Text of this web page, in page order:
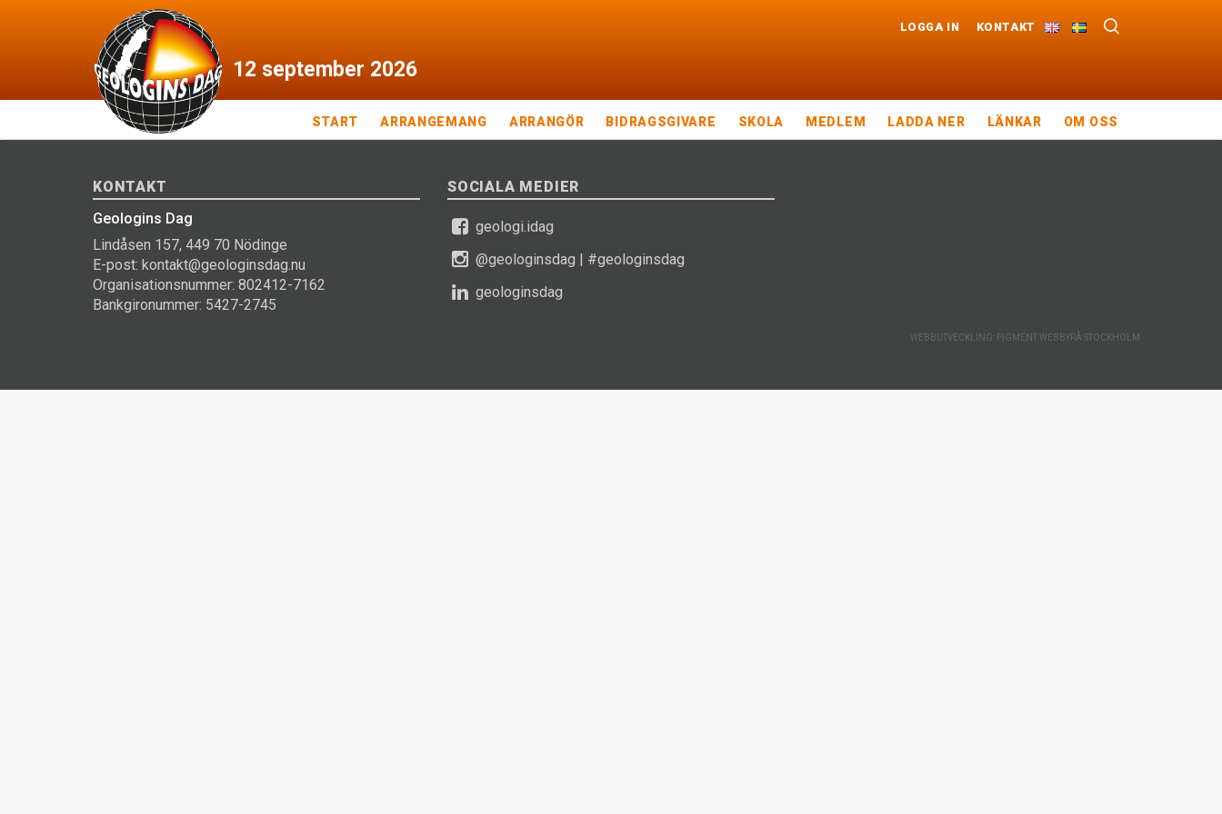
12 september 2026
LOGGA IN KONTAKT
START ARRANGEMANG ARRANGÖR BIDRAGSGIVARE SKOLA MEDLEM LADDA NER LÄNKAR OM OSS
KONTAKT
Geologins Dag
Lindåsen 157, 449 70 Nödinge
E-post: kontakt@geologinsdag.nu
Organisationsnummer: 802412-7162
Bankgironummer: 5427-2745
SOCIALA MEDIER
geologi.idag
@geologinsdag | #geologinsdag
geologinsdag
WEBBUTVECKLING: PIGMENT WEBBYRÅ STOCKHOLM